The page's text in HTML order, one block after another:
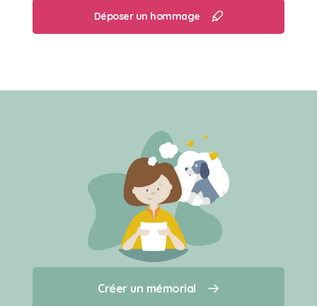
Créer un mémorial
Qui sommes-nous ?
Déposer un hommage
Créer un mémorial